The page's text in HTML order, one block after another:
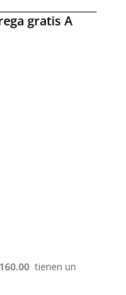
gratis A
tienen un